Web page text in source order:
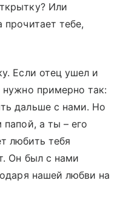
Или
тебе,
Если отец ушел и
нужно примерно так:
дальше с нами. Но
папой, а ты – его
любить тебя
Он был с нами
нашей любви на